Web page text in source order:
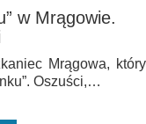
w Mrągowie.
Mrągowa, który
Oszuści,…